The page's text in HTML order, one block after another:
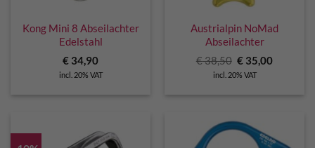
Kong Mini 8 Abseilachter
Edelstahl
€ 34,90
incl. 20% VAT
Austrialpin NoMad
Abseilachter
€38,50 Original
price
was:
€ 35,00Current
incl. 20% VAT